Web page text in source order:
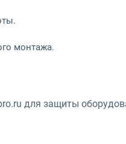
монтажа.
для защиты